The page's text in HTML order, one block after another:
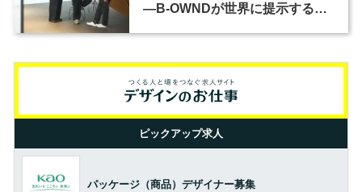
―B-OWNDが世界に提示する美
ピックアップ求人
パッケージ（商品）デザイナー募集